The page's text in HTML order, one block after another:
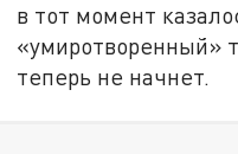
в тот момент
«умиротворенный»
теперь не начнет.